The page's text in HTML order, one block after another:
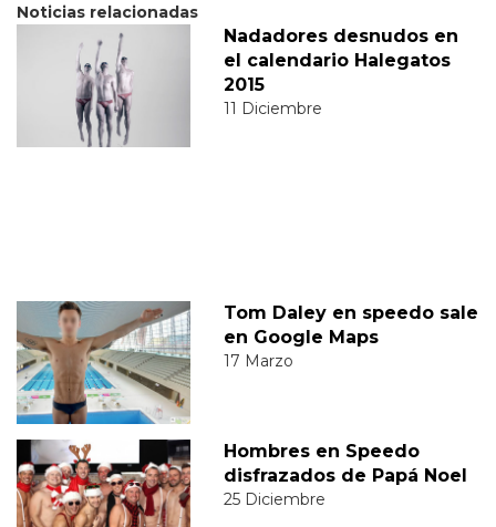
Noticias relacionadas
Nadadores desnudos en
el calendario Halegatos
2015
11 Diciembre
Tom Daley en speedo sale
en Google Maps
17 Marzo
Hombres en Speedo
disfrazados de Papá Noel
25 Diciembre